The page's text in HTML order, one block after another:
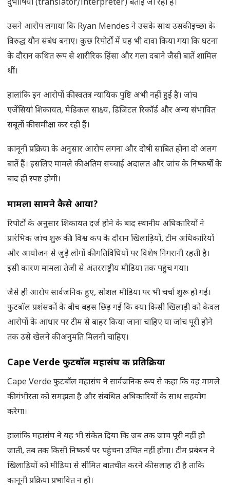
दुभाषिया (translator/interpreter) बताई जा रही है।
उसने आरोप लगाया कि Ryan Mendes ने उसके साथ उसकी इच्छा के
विरुद्ध यौन संबंध बनाए। कुछ रिपोर्टों में यह भी दावा किया गया कि घटना
के दौरान कथित रूप से शारीरिक हिंसा और गला दबाने जैसी बातें शामिल
थीं।
हालांकि इन आरोपों की स्वतंत्र न्यायिक पुष्टि अभी नहीं हुई है। जांच
एजेंसियां शिकायत, मेडिकल साक्ष्य, डिजिटल रिकॉर्ड और अन्य संभावित
सबूतों की समीक्षा कर रही हैं।
कानूनी प्रक्रिया के अनुसार आरोप लगना और दोषी साबित होना दो अलग
बातें हैं। इसलिए मामले की अंतिम सच्चाई अदालत और जांच के निष्कर्षों के
बाद ही स्पष्ट होगी।
मामला सामने कैसे आया?
रिपोर्टों के अनुसार शिकायत दर्ज होने के बाद स्थानीय अधिकारियों ने
प्रारंभिक जांच शुरू की। विश्व कप के दौरान खिलाड़ियों, टीम अधिकारियों
और आयोजन से जुड़े लोगों की गतिविधियों पर विशेष निगरानी रहती है।
इसी कारण मामला तेजी से अंतरराष्ट्रीय मीडिया तक पहुंच गया।
जैसे ही आरोप सार्वजनिक हुए, सोशल मीडिया पर भी चर्चा शुरू हो गई।
फुटबॉल प्रशंसकों के बीच बहस छिड़ गई कि क्या किसी खिलाड़ी को केवल
आरोपों के आधार पर टीम से बाहर किया जाना चाहिए या जांच पूरी होने
तक उसे खेलने की अनुमति मिलनी चाहिए।
Cape Verde फुटबॉल महासंघ की प्रतिक्रिया
Cape Verde फुटबॉल महासंघ ने सार्वजनिक रूप से कहा कि वह मामले
की गंभीरता को समझता है और संबंधित अधिकारियों के साथ सहयोग
करेगा।
हालांकि महासंघ ने यह भी संकेत दिया कि जब तक जांच पूरी नहीं हो
जाती, तब तक किसी निष्कर्ष पर पहुंचना उचित नहीं होगा। टीम प्रबंधन ने
खिलाड़ियों को मीडिया से सीमित बातचीत करने की सलाह दी है ताकि
कानूनी प्रक्रिया प्रभावित न हो।